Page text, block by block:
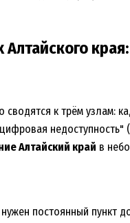
сводятся к трём узлам:
недоступность"
Алтайский край в
постоянный пункт